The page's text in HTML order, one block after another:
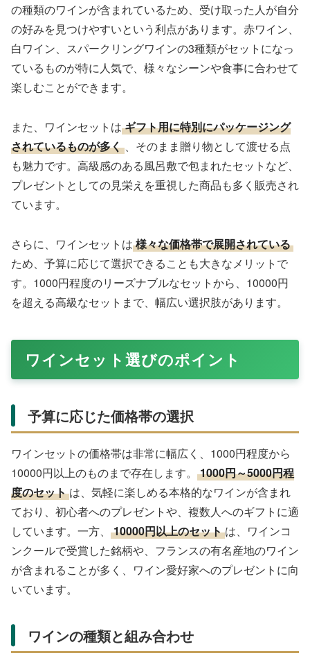
の種類のワインが含まれているため、受け取った人が自分
の好みを見つけやすいという利点があります。赤ワイン、
白ワイン、スパークリングワインの3種類がセットになっ
ているものが特に人気で、様々なシーンや食事に合わせて
楽しむことができます。
また、ワインセットは ギフト用に特別にパッケージング
されているものが多く 、そのまま贈り物として渡せる点
も魅力です。高級感のある風呂敷で包まれたセットなど、
プレゼントとしての見栄えを重視した商品も多く販売され
ています。
さらに、ワインセットは 様々な価格帯で展開されている
ため、予算に応じて選択できることも大きなメリットで
す。1000円程度のリーズナブルなセットから、10000円
を超える高級なセットまで、幅広い選択肢があります。
ワインセット選びのポイント
予算に応じた価格帯の選択
ワインセットの価格帯は非常に幅広く、1000円程度から
10000円以上のものまで存在します。
1000円～5000円程
度のセット は、気軽に楽しめる本格的なワインが含まれ
ており、初心者へのプレゼントや、複数人へのギフトに適
しています。一方、
10000円以上のセット は、ワインコ
ンクールで受賞した銘柄や、フランスの有名産地のワイン
が含まれることが多く、ワイン愛好家へのプレゼントに向
いています。
ワインの種類と組み合わせ